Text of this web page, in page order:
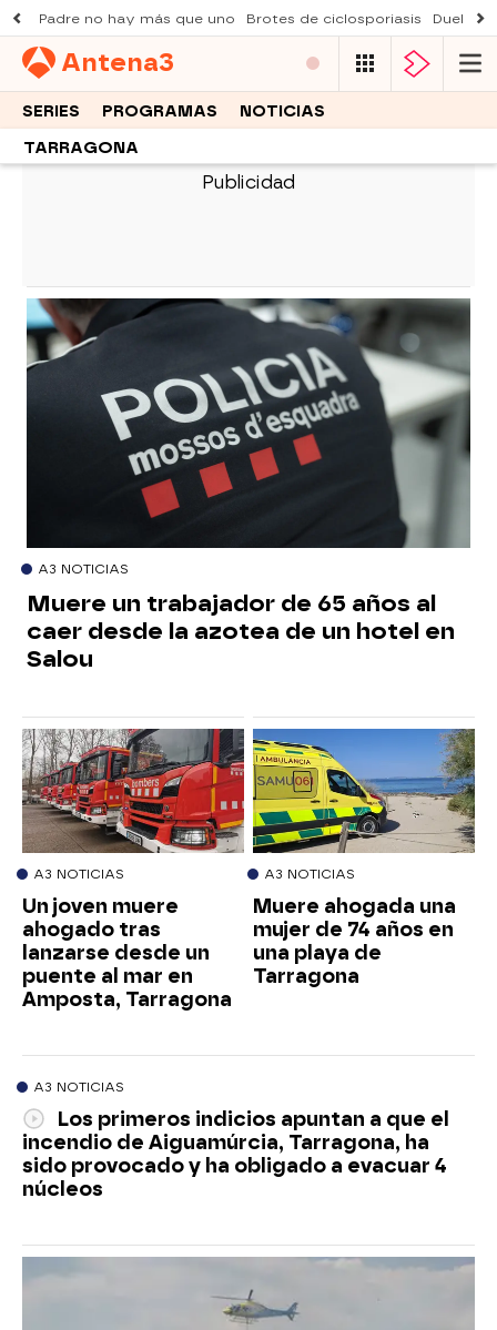
Padre no hay más que uno Brotes de ciclosporiasis Duelo
Antena3
SERIES PROGRAMAS NOTICIAS
TARRAGONA
A3 NOTICIAS
Muere un trabajador de 65 años al
caer desde la azotea de un hotel en
Salou
A3 NOTICIAS
Un joven muere
ahogado tras
lanzarse desde un
puente al mar en
Amposta, Tarragona
A3 NOTICIAS
Muere ahogada una
mujer de 74 años en
una playa de
Tarragona
A3 NOTICIAS
Los primeros indicios apuntan a que el
incendio de Aiguamúrcia, Tarragona, ha
sido provocado y ha obligado a evacuar 4
núcleos